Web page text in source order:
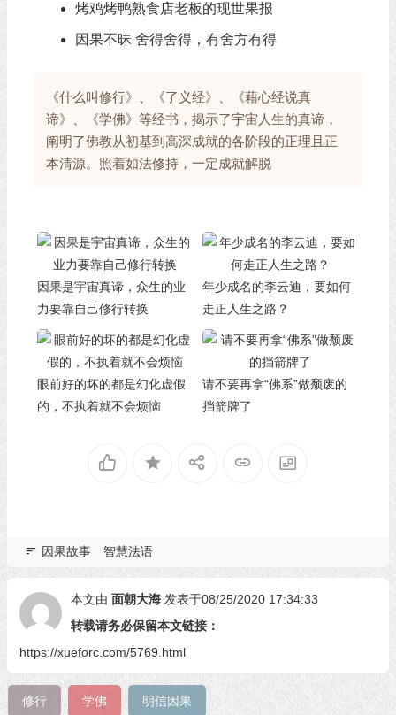
烤鸡烤鸭熟食店老板的现世果报
因果不昧 舍得舍得，有舍方有得
《什么叫修行》、《了义经》、《藉心经说真
谛》、《学佛》等经书，揭示了宇宙人生的真谛，
阐明了佛教从初基到高深成就的各阶段的正理且正
本清源。照着如法修持，一定成就解脱
因果是宇宙真谛，众生的业
力要靠自己修行转换
年少成名的李云迪，要如何
走正人生之路？
眼前好的坏的都是幻化虚假
的，不执着就不会烦恼
请不要再拿“佛系”做颓废的
挡箭牌了
因果故事 智慧法语
本文由 面朝大海 发表于08/25/2020 17:34:33
转载请务必保留本文链接：
https://xueforc.com/5769.html
修行 学佛 明信因果